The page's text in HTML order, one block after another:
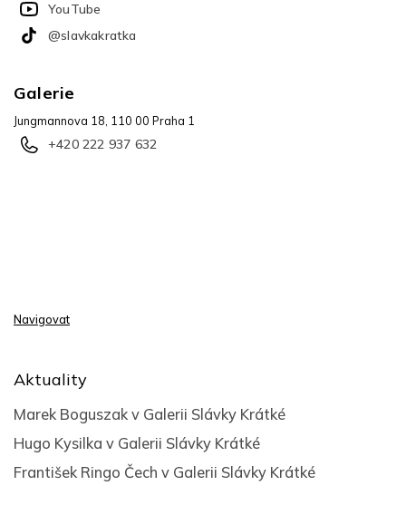
YouTube
@slavkakratka
Galerie
Jungmannova 18, 110 00 Praha 1
+420 222 937 632
Navigovat
Aktuality
Marek Boguszak v Galerii Slávky Krátké
Hugo Kysilka v Galerii Slávky Krátké
František Ringo Čech v Galerii Slávky Krátké